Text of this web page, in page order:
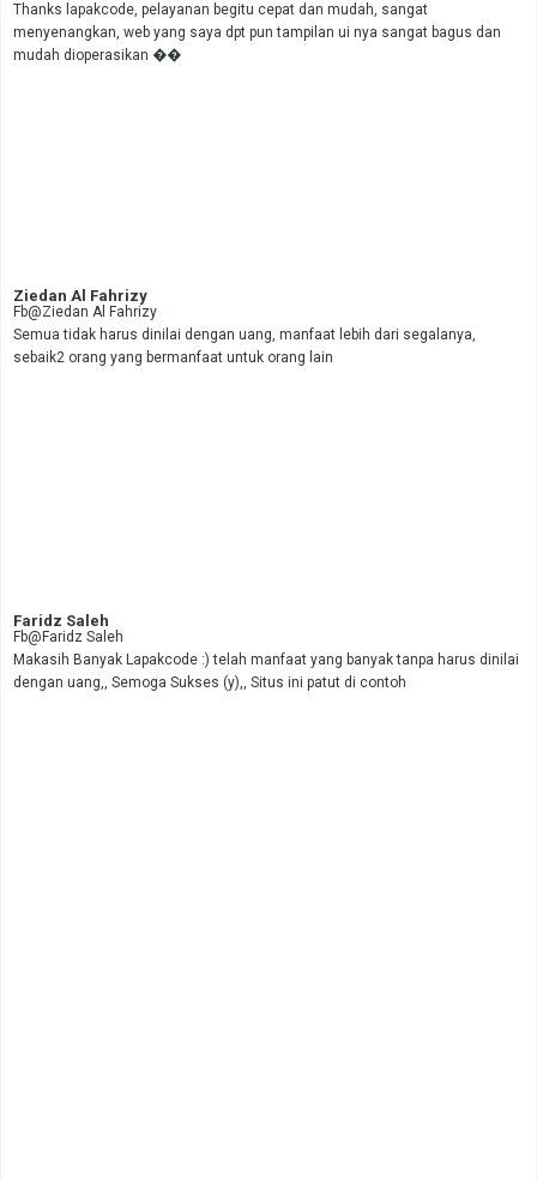
Thanks lapakcode, pelayanan begitu cepat dan mudah, sangat
menyenangkan, web yang saya dpt pun tampilan ui nya sangat bagus dan
mudah dioperasikan ��
Ziedan Al Fahrizy
Fb@Ziedan Al Fahrizy
Semua tidak harus dinilai dengan uang, manfaat lebih dari segalanya,
sebaik2 orang yang bermanfaat untuk orang lain
Faridz Saleh
Fb@Faridz Saleh
Makasih Banyak Lapakcode :) telah manfaat yang banyak tanpa harus dinilai
dengan uang,, Semoga Sukses (y),, Situs ini patut di contoh